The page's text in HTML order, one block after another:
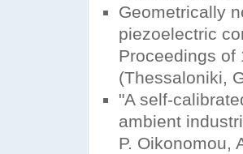
Geometrically
piezoelectric
Proceedings of
(Thessaloniki,
"A self-
ambient
P. Oikonomou,